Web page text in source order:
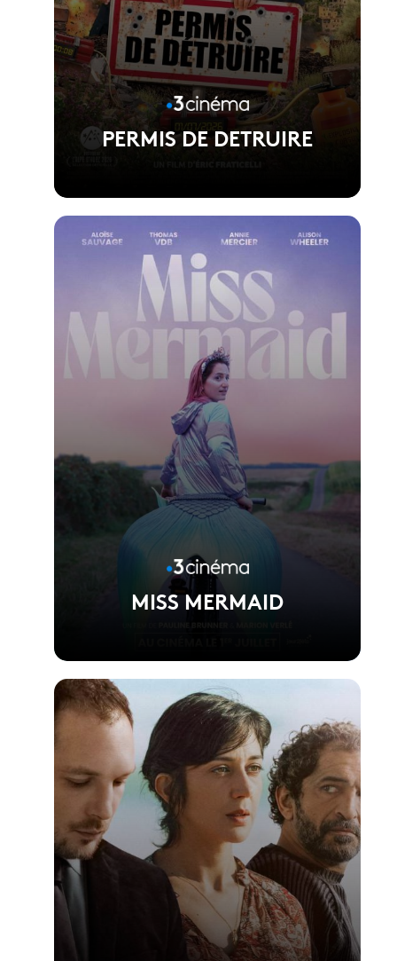
PERMIS DE DETRUIRE
Réalisé par Eric Fraticelli
Voir la fiche du film
MISS MERMAID
Réalisé par Pauline Brunner et Marion Verlé
Voir la fiche du film